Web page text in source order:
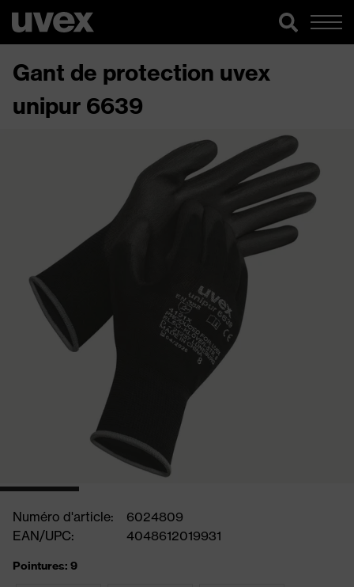
Gant de protection uvex
unipur 6639
Numéro d'article:
6024809
EAN/UPC:
4048612019931
Pointures: 9